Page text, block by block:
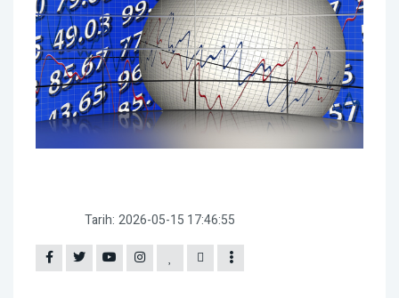
Tarih: 2026-05-15 17:46:55